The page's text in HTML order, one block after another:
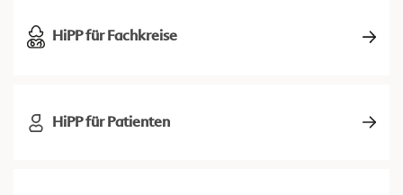
HiPP für Fachkreise
HiPP für Patienten